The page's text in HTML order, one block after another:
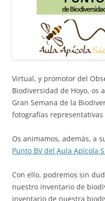
Virtual, y promotor del
Biodiversidad de Hoyo, os
Gran Semana de la
fotografías
Os animamos, además, a
Punto BV del Aula Apícola
Con ello, podremos sin
nuestro inventario de
inventario de nuestra